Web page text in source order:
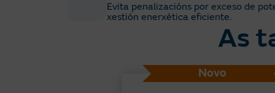
Evita penalizacións por exceso de
xestión enerxética eficiente.
As
Novo